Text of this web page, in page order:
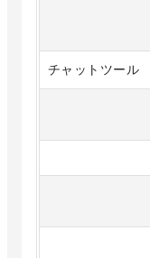
チャットツール